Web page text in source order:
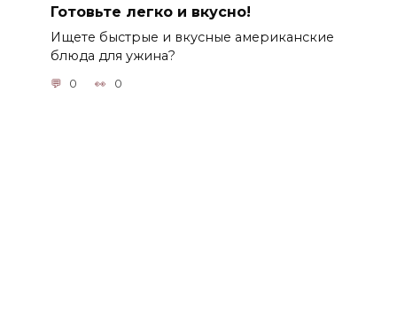
Готовьте легко и вкусно!
Ищете быстрые и вкусные американские
блюда для ужина?
0 0